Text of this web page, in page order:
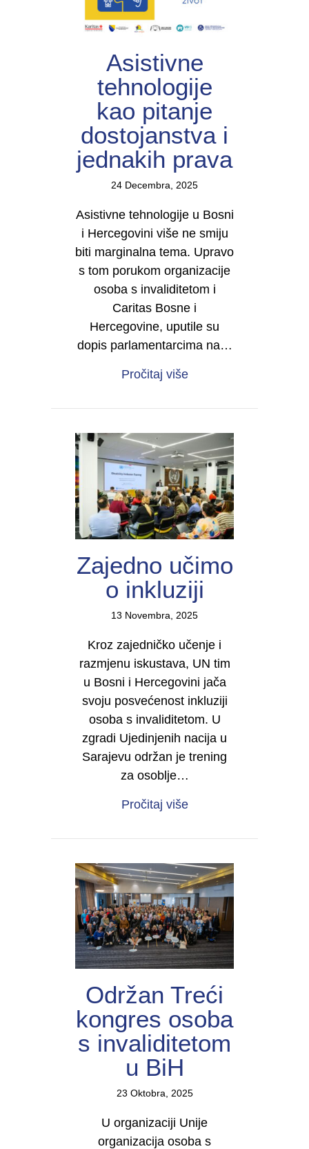
Asistivne
tehnologije
kao pitanje
dostojanstva i
jednakih prava
24 Decembra, 2025
Asistivne tehnologije u Bosni
i Hercegovini više ne smiju
biti marginalna tema. Upravo
s tom porukom organizacije
osoba s invaliditetom i
Caritas Bosne i
Hercegovine, uputile su
dopis parlamentarcima na…
Pročitaj višeabout Asistivne
Zajedno učimo
o inkluziji
13 Novembra, 2025
Kroz zajedničko učenje i
razmjenu iskustava, UN tim
u Bosni i Hercegovini jača
svoju posvećenost inkluziji
osoba s invaliditetom. U
zgradi Ujedinjenih nacija u
Sarajevu održan je trening
za osoblje…
Pročitaj višeabout Zajedno učimo
Održan Treći
kongres osoba
s invaliditetom
u BiH
23 Oktobra, 2025
U organizaciji Unije
organizacija osoba s